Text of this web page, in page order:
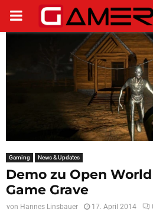
PRIMARY
Gaming News & Updates
Demo zu Open
Game Grave
von Hannes Linsbauer 17. April 2014